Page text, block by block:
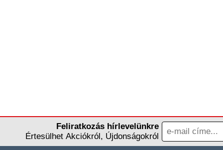
Feliratkozás hírlevelünkre
Értesülhet Akciókról, Újdonságokról